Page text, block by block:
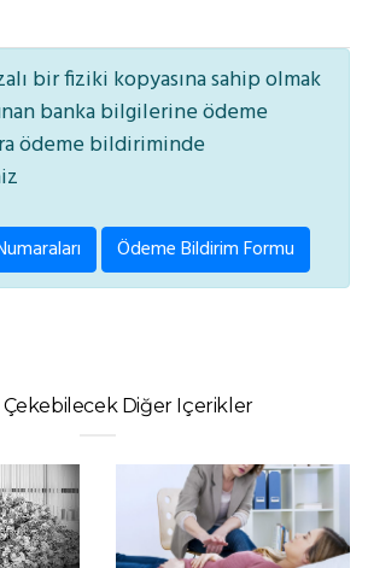
bir fiziki kopyasına sahip olmak
banka bilgilerine ödeme
ödeme bildiriminde
Ödeme Bildirim Formu
Çekebilecek Diğer Içerikler